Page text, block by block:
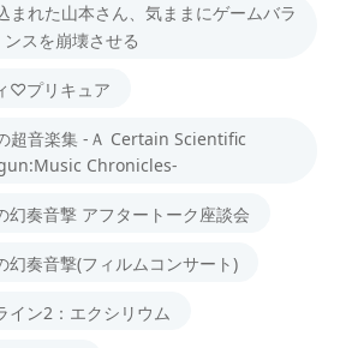
まれた山本さん、気ままにゲームバラ
ンスを崩壊させる
♡プリキュア
超音楽集 -Ａ Certain Scientific
Chronicles-
幻奏音撃 アフタートーク座談会
幻奏音撃(フィルムコンサート)
イン2：エクシリウム